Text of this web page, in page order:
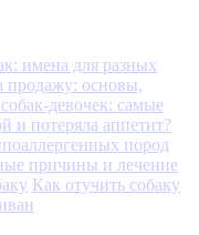
имена для разных
продажу: основы,
девочек: самые
и потеряла аппетит?
пород
причины и лечение
Как отучить собаку